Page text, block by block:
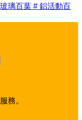
玻璃百葉 # 鋁活動百
務。